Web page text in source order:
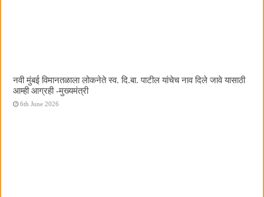
नवी मुंबई विमानतळाला लोकनेते स्व. दि.बा. पाटील यांचेच नाव दिले जावे यासाठी
आम्ही आग्रही -मुख्यमंत्री
6th June 2026